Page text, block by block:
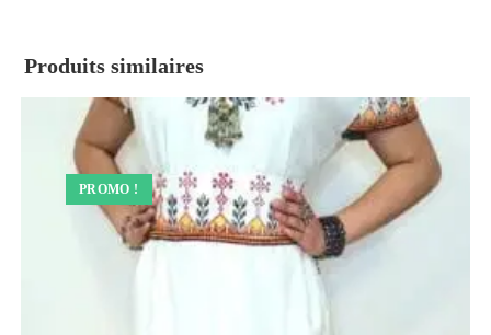
Produits similaires
PROMO !